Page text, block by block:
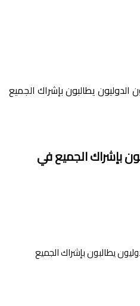
الدوليون يطالبون بإشراك الجميع
بإشراك الجميع في